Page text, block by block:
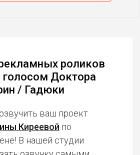
роликов
голосом Доктора
/ Гадюки
ваш проект
Киреевой по
В нашей студии